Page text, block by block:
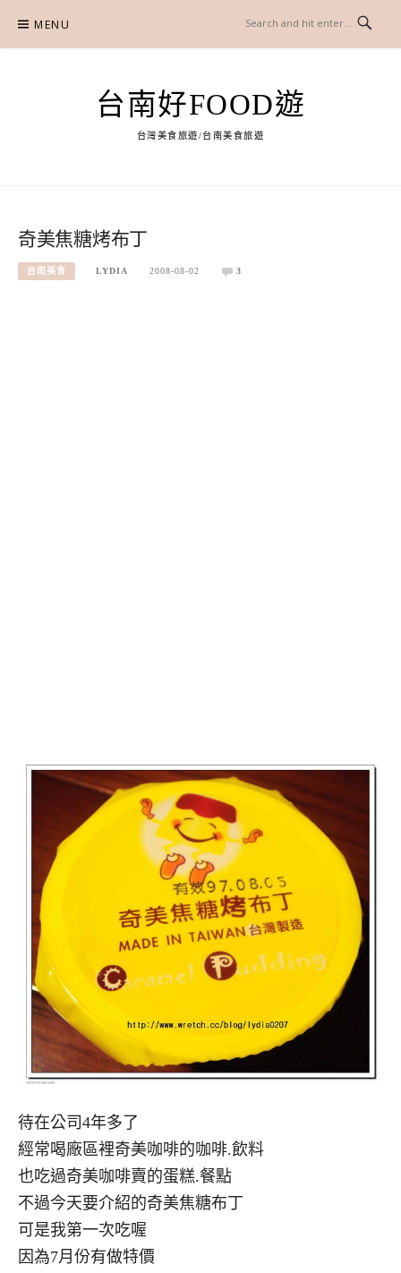
content
MENU
台南好FOOD遊
台灣美食旅遊/台南美食旅遊
奇美焦糖烤布丁
台南美食 LYDIA 2008-08-02 3
待在公司4年多了
經常喝廠區裡奇美咖啡的咖啡.飲料
也吃過奇美咖啡賣的蛋糕.餐點
不過今天要介紹的奇美焦糖布丁
可是我第一次吃喔
因為7月份有做特價